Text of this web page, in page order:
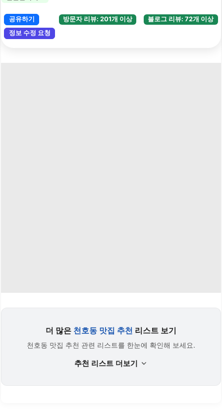
블로그 리뷰: 72개 이상
방문자 리뷰: 201개 이상
공유하기
정보 수정 요청
더 많은 천호동 맛집 추천 리스트 보기
천호동 맛집 추천 관련 리스트를 한눈에 확인해 보세요.
추천 리스트 더보기